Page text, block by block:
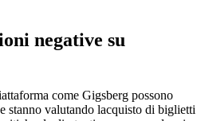
negative su
come Gigsberg possono
stanno valutando lacquisto di biglietti